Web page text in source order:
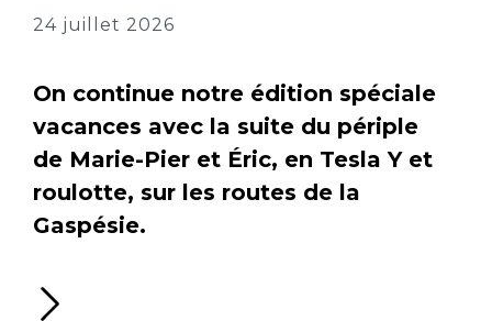
24 juillet 2026
On continue notre édition spéciale
vacances avec la suite du périple
de Marie-Pier et Éric, en Tesla Y et
roulotte, sur les routes de la
Gaspésie.